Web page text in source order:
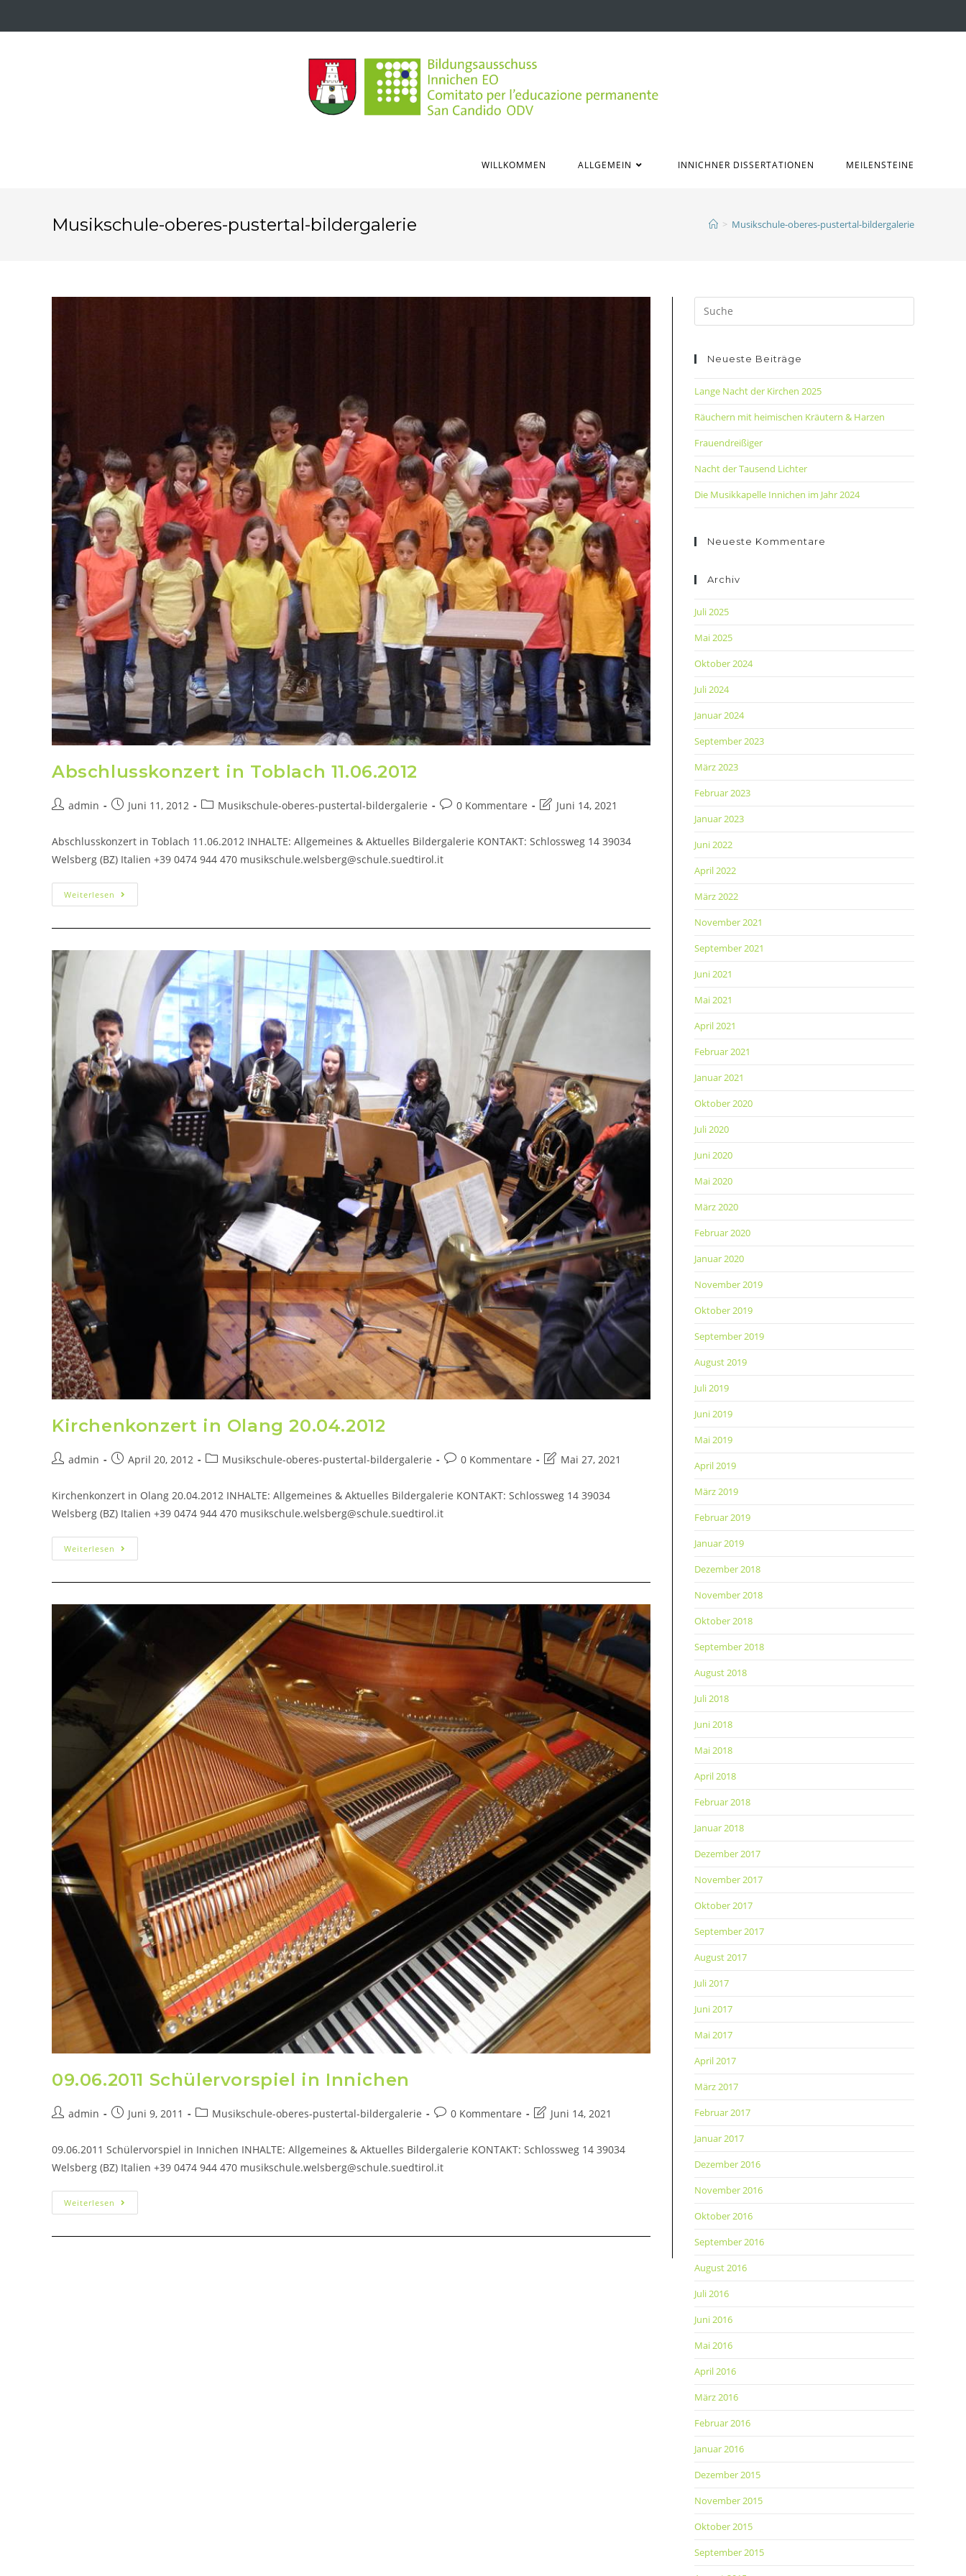
WILLKOMMEN ALLGEMEIN INNICHNER DISSERTATIONEN MEILENSTEINE
Musikschule-oberes-pustertal-bildergalerie > Musikschule-oberes-pustertal-bildergalerie
Abschlusskonzert in Toblach 11.06.2012
admin Juni 11, 2012 Musikschule-oberes-pustertal-bildergalerie 0 Kommentare Juni 14, 2021
Abschlusskonzert in Toblach 11.06.2012 INHALTE: Allgemeines & Aktuelles Bildergalerie KONTAKT: Schlossweg 14 39034
Welsberg (BZ) Italien +39 0474 944 470 musikschule.welsberg@schule.suedtirol.it
Weiterlesen
Kirchenkonzert in Olang 20.04.2012
admin April 20, 2012 Musikschule-oberes-pustertal-bildergalerie 0 Kommentare Mai 27, 2021
Kirchenkonzert in Olang 20.04.2012 INHALTE: Allgemeines & Aktuelles Bildergalerie KONTAKT: Schlossweg 14 39034
Welsberg (BZ) Italien +39 0474 944 470 musikschule.welsberg@schule.suedtirol.it
Weiterlesen
09.06.2011 Schülervorspiel in Innichen
admin Juni 9, 2011 Musikschule-oberes-pustertal-bildergalerie 0 Kommentare Juni 14, 2021
09.06.2011 Schülervorspiel in Innichen INHALTE: Allgemeines & Aktuelles Bildergalerie KONTAKT: Schlossweg 14 39034
Welsberg (BZ) Italien +39 0474 944 470 musikschule.welsberg@schule.suedtirol.it
Weiterlesen
Neueste Beiträge
Lange Nacht der Kirchen 2025
Räuchern mit heimischen Kräutern & Harzen
Frauendreißiger
Nacht der Tausend Lichter
Die Musikkapelle Innichen im Jahr 2024
Neueste Kommentare
Archiv
Juli 2025
Mai 2025
Oktober 2024
Juli 2024
Januar 2024
September 2023
März 2023
Februar 2023
Januar 2023
Juni 2022
April 2022
März 2022
November 2021
September 2021
Juni 2021
Mai 2021
April 2021
Februar 2021
Januar 2021
Oktober 2020
Juli 2020
Juni 2020
Mai 2020
März 2020
Februar 2020
Januar 2020
November 2019
Oktober 2019
September 2019
August 2019
Juli 2019
Juni 2019
Mai 2019
April 2019
März 2019
Februar 2019
Januar 2019
Dezember 2018
November 2018
Oktober 2018
September 2018
August 2018
Juli 2018
Juni 2018
Mai 2018
April 2018
Februar 2018
Januar 2018
Dezember 2017
November 2017
Oktober 2017
September 2017
August 2017
Juli 2017
Juni 2017
Mai 2017
April 2017
März 2017
Februar 2017
Januar 2017
Dezember 2016
November 2016
Oktober 2016
September 2016
August 2016
Juli 2016
Juni 2016
Mai 2016
April 2016
März 2016
Februar 2016
Januar 2016
Dezember 2015
November 2015
Oktober 2015
September 2015